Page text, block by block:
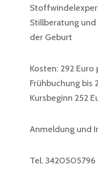
Stillberatung
der Geburt
Kosten: 292 Euro
Frühbuchung bis
Kursbeginn 252
Anmeldung und
Tel. 3420505796